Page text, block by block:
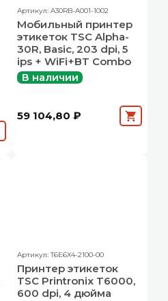
Артикул: A30RB-A001-1002
Мобильный принтер
этикеток TSC Alpha-
30R, Basic, 203 dpi, 5
ips + WiFi+BT Combo
В наличии
59 104,80 ₽
Артикул: T6E6X4-2100-00
Принтер этикеток
TSC Printronix T6000,
600 dpi, 4 дюйма